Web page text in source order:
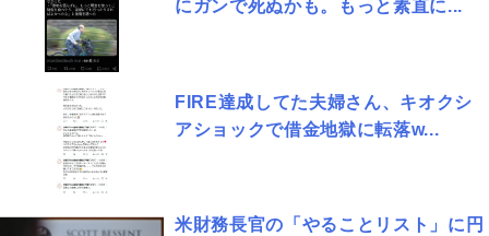
にガンで死ぬかも。もっと素直に...
FIRE達成してた夫婦さん、キオクシ
アショックで借金地獄に転落w...
米財務長官の「やることリスト」に円